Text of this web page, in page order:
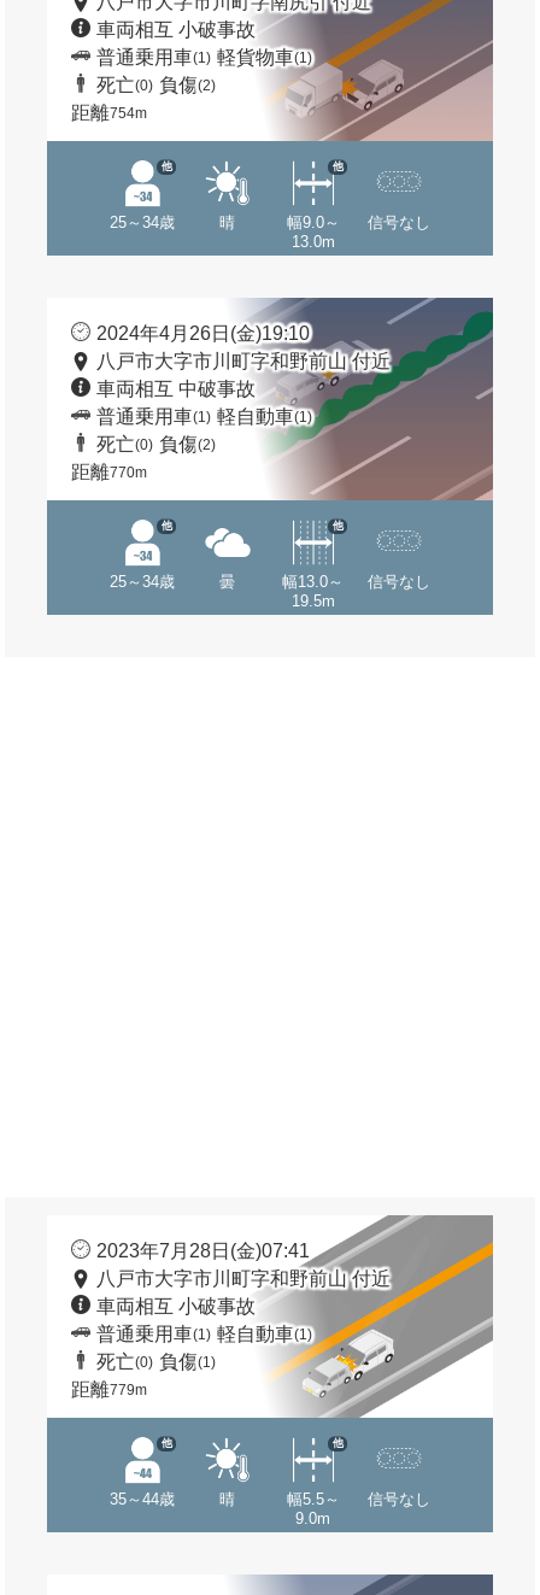
車両相互 小破事故
普通乗用車(1) 軽貨物車(1)
死亡(0) 負傷(2)
距離754m
25～34歳
他
晴
幅9.0～
13.0m
他
信号なし
2024年4月26日(金)19:10
八戸市大字市川町字和野前山 付近
車両相互 中破事故
普通乗用車(1) 軽自動車(1)
死亡(0) 負傷(2)
距離770m
25～34歳
他
曇
幅13.0～
19.5m
他
信号なし
2023年7月28日(金)07:41
八戸市大字市川町字和野前山 付近
車両相互 小破事故
普通乗用車(1) 軽自動車(1)
死亡(0) 負傷(1)
距離779m
35～44歳
他
晴
幅5.5～
9.0m
他
信号なし